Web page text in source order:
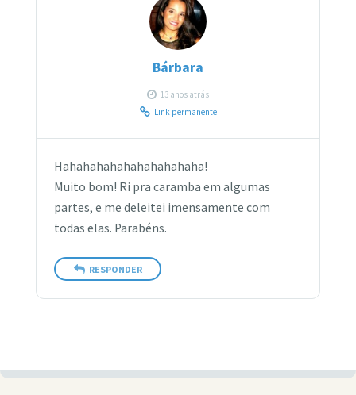
Bárbara
13 anos atrás
Link permanente
Hahahahahahahahahahaha!
Muito bom! Ri pra caramba em algumas
partes, e me deleitei imensamente com
todas elas. Parabéns.
RESPONDER